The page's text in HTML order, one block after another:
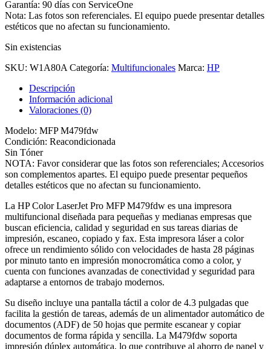
Garantía: 90 días con ServiceOne
Nota: Las fotos son referenciales. El equipo puede presentar detalles
estéticos que no afectan su funcionamiento.
Sin existencias
SKU: W1A80A Categoría: Multifuncionales Marca: HP
Descripción
Información adicional
Valoraciones (0)
Modelo: MFP M479fdw
Condición: Reacondicionada
Sin Tóner
NOTA: Favor considerar que las fotos son referenciales; Accesorios
son complementos apartes. El equipo puede presentar pequeños
detalles estéticos que no afectan su funcionamiento.
La HP Color LaserJet Pro MFP M479fdw es una impresora
multifuncional diseñada para pequeñas y medianas empresas que
buscan eficiencia, calidad y seguridad en sus tareas diarias de
impresión, escaneo, copiado y fax. Esta impresora láser a color
ofrece un rendimiento sólido con velocidades de hasta 28 páginas
por minuto tanto en impresión monocromática como a color, y
cuenta con funciones avanzadas de conectividad y seguridad para
adaptarse a entornos de trabajo modernos.
Su diseño incluye una pantalla táctil a color de 4.3 pulgadas que
facilita la gestión de tareas, además de un alimentador automático de
documentos (ADF) de 50 hojas que permite escanear y copiar
documentos de forma rápida y sencilla. La M479fdw soporta
impresión dúplex automática, lo que contribuye al ahorro de papel y